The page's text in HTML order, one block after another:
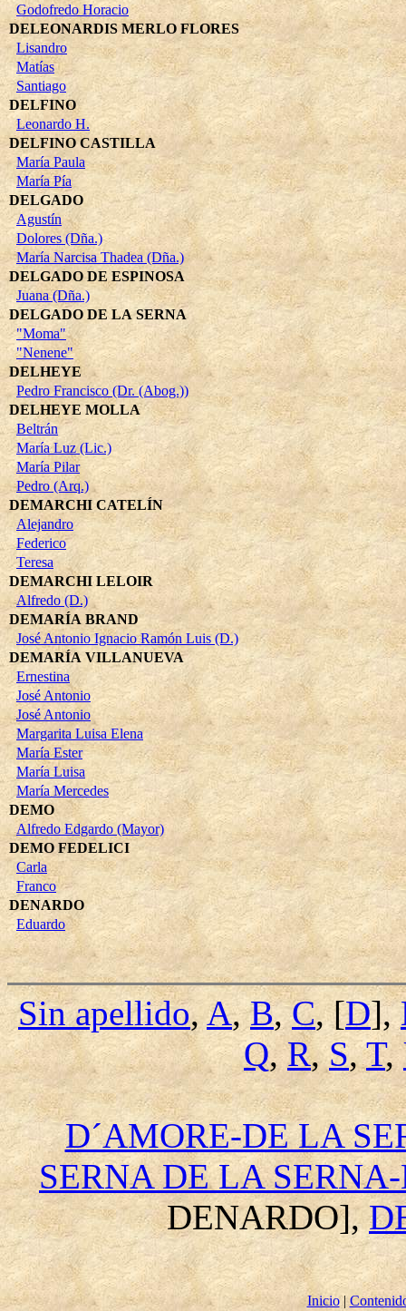
Godofredo Horacio
DELEONARDIS MERLO FLORES
Lisandro
Matías
Santiago
DELFINO
Leonardo H.
DELFINO CASTILLA
María Paula
María Pía
DELGADO
Agustín
Dolores (Dña.)
María Narcisa Thadea (Dña.)
DELGADO DE ESPINOSA
Juana (Dña.)
DELGADO DE LA SERNA
"Moma"
"Nenene"
DELHEYE
Pedro Francisco (Dr. (Abog.))
DELHEYE MOLLA
Beltrán
María Luz (Lic.)
María Pilar
Pedro (Arq.)
DEMARCHI CATELÍN
Alejandro
Federico
Teresa
DEMARCHI LELOIR
Alfredo (D.)
DEMARÍA BRAND
José Antonio Ignacio Ramón Luis (D.)
DEMARÍA VILLANUEVA
Ernestina
José Antonio
José Antonio
Margarita Luisa Elena
María Ester
María Luisa
María Mercedes
DEMO
Alfredo Edgardo (Mayor)
DEMO FEDELICI
Carla
Franco
DENARDO
Eduardo
Sin apellido,A,B,C, [D],
Q,R,S,T,
D´AMORE-DE LA
SERNA DE LA
DENARDO],
Inicio|